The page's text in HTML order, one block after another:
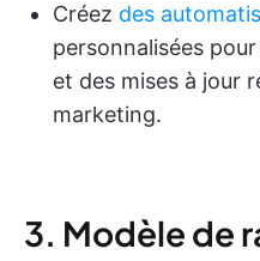
Créez des
personnalisées
et des mises à jour
marketing.
3. Modèle de